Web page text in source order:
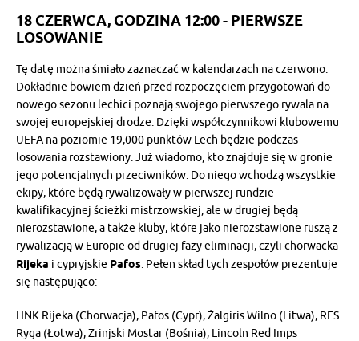
18 CZERWCA, GODZINA 12:00 - PIERWSZE
LOSOWANIE
Tę datę można śmiało zaznaczać w kalendarzach na czerwono.
Dokładnie bowiem dzień przed rozpoczęciem przygotowań do
nowego sezonu lechici poznają swojego pierwszego rywala na
swojej europejskiej drodze. Dzięki współczynnikowi klubowemu
UEFA na poziomie 19,000 punktów Lech będzie podczas
losowania rozstawiony. Już wiadomo, kto znajduje się w gronie
jego potencjalnych przeciwników. Do niego wchodzą wszystkie
ekipy, które będą rywalizowały w pierwszej rundzie
kwalifikacyjnej ścieżki mistrzowskiej, ale w drugiej będą
nierozstawione, a także kluby, które jako nierozstawione ruszą z
rywalizacją w Europie od drugiej fazy eliminacji, czyli chorwacka
Rijeka i cypryjskie Pafos. Pełen skład tych zespołów prezentuje
się następująco:
HNK Rijeka (Chorwacja), Pafos (Cypr), Żalgiris Wilno (Litwa), RFS
Ryga (Łotwa), Zrinjski Mostar (Bośnia), Lincoln Red Imps